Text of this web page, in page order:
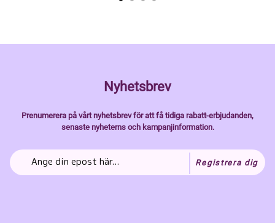
Nyhetsbrev
Prenumerera på vårt nyhetsbrev för att få tidiga rabatt-erbjudanden,
senaste nyheterns och kampanjinformation.
Registrera dig